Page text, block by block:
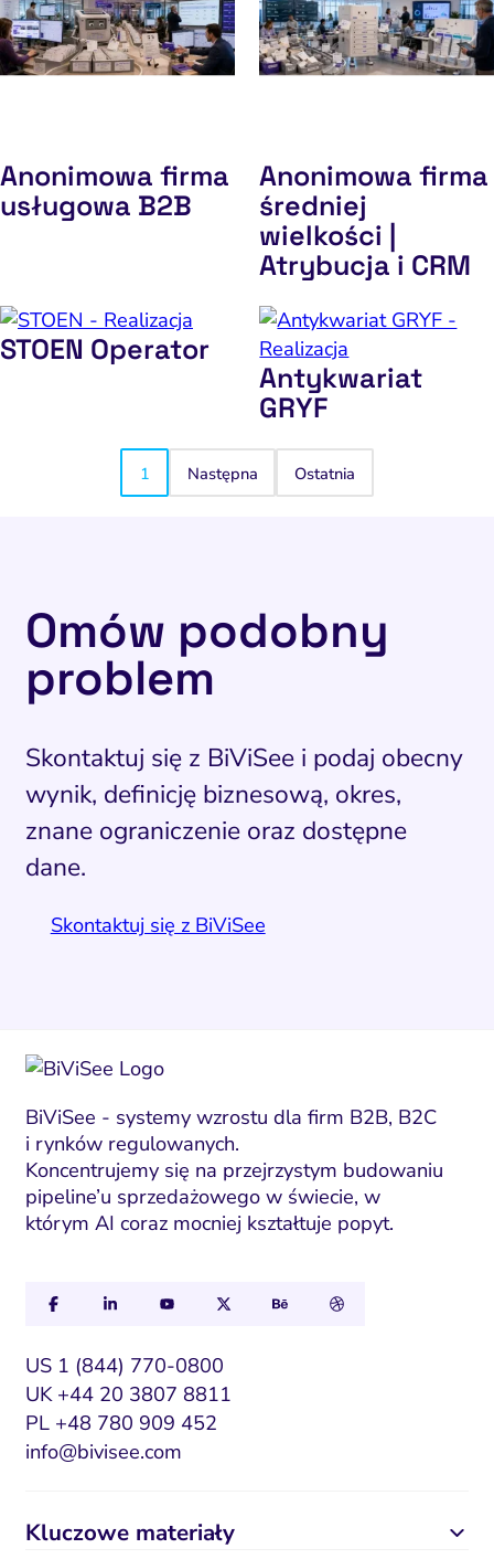
Anonimowa firma
usługowa B2B
Anonimowa firma
średniej
wielkości |
Atrybucja i CRM
STOEN Operator
Antykwariat
GRYF
1 Następna Ostatnia
Omów podobny
problem
Skontaktuj się z BiViSee i podaj obecny
wynik, definicję biznesową, okres,
znane ograniczenie oraz dostępne
dane.
Skontaktuj się z BiViSee
BiViSee - systemy wzrostu dla firm B2B, B2C
i rynków regulowanych.
Koncentrujemy się na przejrzystym budowaniu
pipeline’u sprzedażowego w świecie, w
którym AI coraz mocniej kształtuje popyt.
US 1 (844) 770-0800
UK +44 20 3807 8811
PL +48 780 909 452
info@bivisee.com
Kluczowe materiały